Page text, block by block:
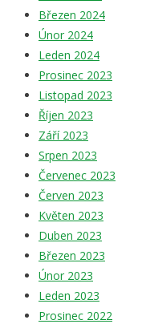
Březen 2024
Únor 2024
Leden 2024
Prosinec 2023
Listopad 2023
Říjen 2023
Září 2023
Srpen 2023
Červenec 2023
Červen 2023
Květen 2023
Duben 2023
Březen 2023
Únor 2023
Leden 2023
Prosinec 2022